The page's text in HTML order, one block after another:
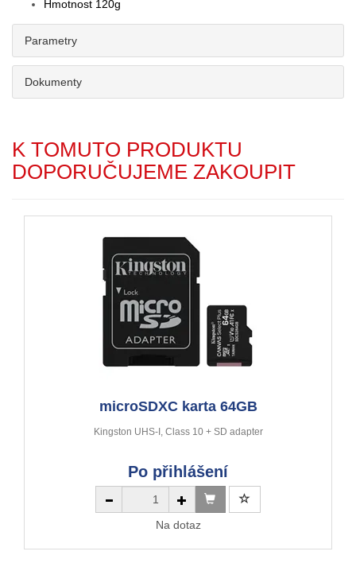
Hmotnost 120g
Parametry
Dokumenty
K TOMUTO PRODUKTU
DOPORUČUJEME ZAKOUPIT
microSDXC karta 64GB
Kingston UHS-I, Class 10 + SD adapter
Po přihlášení
Na dotaz